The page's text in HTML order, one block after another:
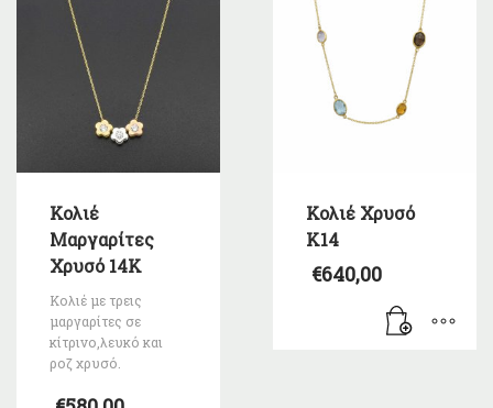
Κολιέ
Μαργαρίτες
Χρυσό 14Κ
Κολιέ με τρεις
μαργαρίτες σε
κίτρινο,λευκό και
ροζ χρυσό.
Κολιέ Χρυσό
Κ14
€640,00